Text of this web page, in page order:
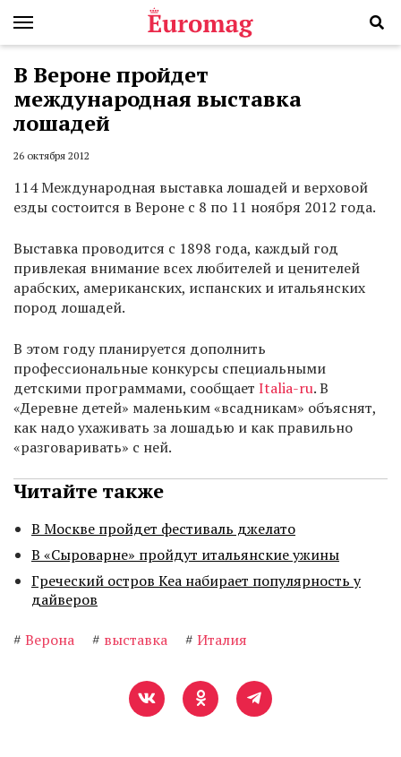
В Вероне пройдет
международная выставка
лошадей
26 октября 2012
114 Международная выставка лошадей и верховой
езды состоится в Вероне с 8 по 11 ноября 2012 года.
Выставка проводится с 1898 года, каждый год
привлекая внимание всех любителей и ценителей
арабских, американских, испанских и итальянских
пород лошадей.
В этом году планируется дополнить
профессиональные конкурсы специальными
детскими программами, сообщает Italia-ru. В
«Деревне детей» маленьким «всадникам» объяснят,
как надо ухаживать за лошадью и как правильно
«разговаривать» с ней.
Читайте также
В Москве пройдет фестиваль джелато
В «Сыроварне» пройдут итальянские ужины
Греческий остров Кеа набирает популярность у
дайверов
# Верона # выставка # Италия